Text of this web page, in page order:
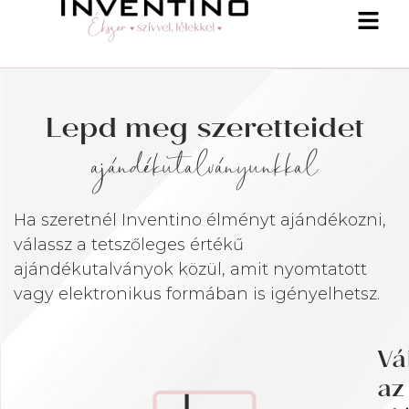
Lepd meg szeretteidet
ajándékutalványunkkal
Ha szeretnél Inventino élményt ajándékozni,
válassz a tetszőleges értékű
ajándékutalványok közül, amit nyomtatott
vagy elektronikus formában is igényelhetsz.
az